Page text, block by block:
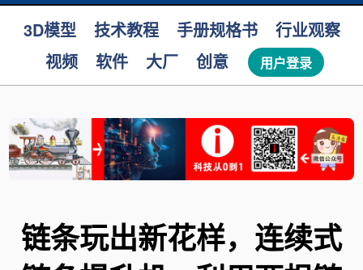
3D模型 技术教程 手册规格书
行业观察
视频
软件 大厂 创意 用户登录
链条玩出新花样，连续式